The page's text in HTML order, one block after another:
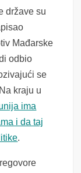
države su
Mađarske
odbio
se
kraju u
ima
i da taj
.